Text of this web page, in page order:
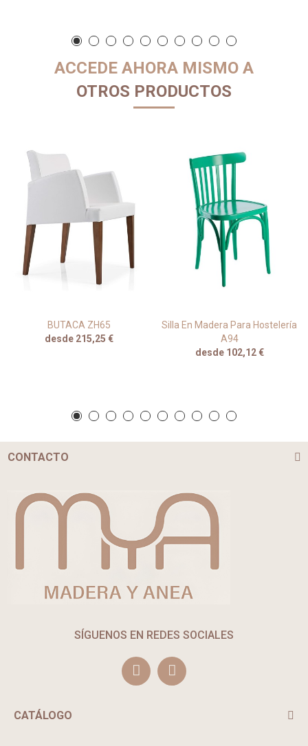
ACCEDE AHORA MISMO A
OTROS PRODUCTOS
BUTACA ZH65
desde 215,25 €
Silla En Madera Para Hostelería
A94
desde 102,12 €
CONTACTO
SÍGUENOS EN REDES SOCIALES
CATÁLOGO